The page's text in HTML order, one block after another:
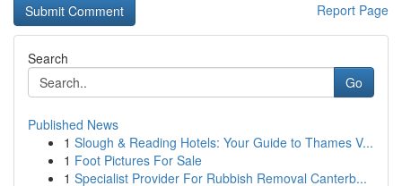
Report Page
Search
Go
Published News
1 Slough & Reading Hotels: Your Guide to Thames V...
1 Foot Pictures For Sale
1 Specialist Provider For Rubbish Removal Canterb...